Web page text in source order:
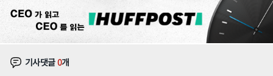
기사댓글0개